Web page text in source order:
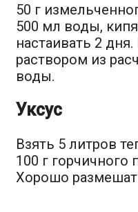
50 г
500 мл воды,
настаивать 2
раствором из
воды.
Уксус
Взять 5 литров
100 г горчичного
Хорошо